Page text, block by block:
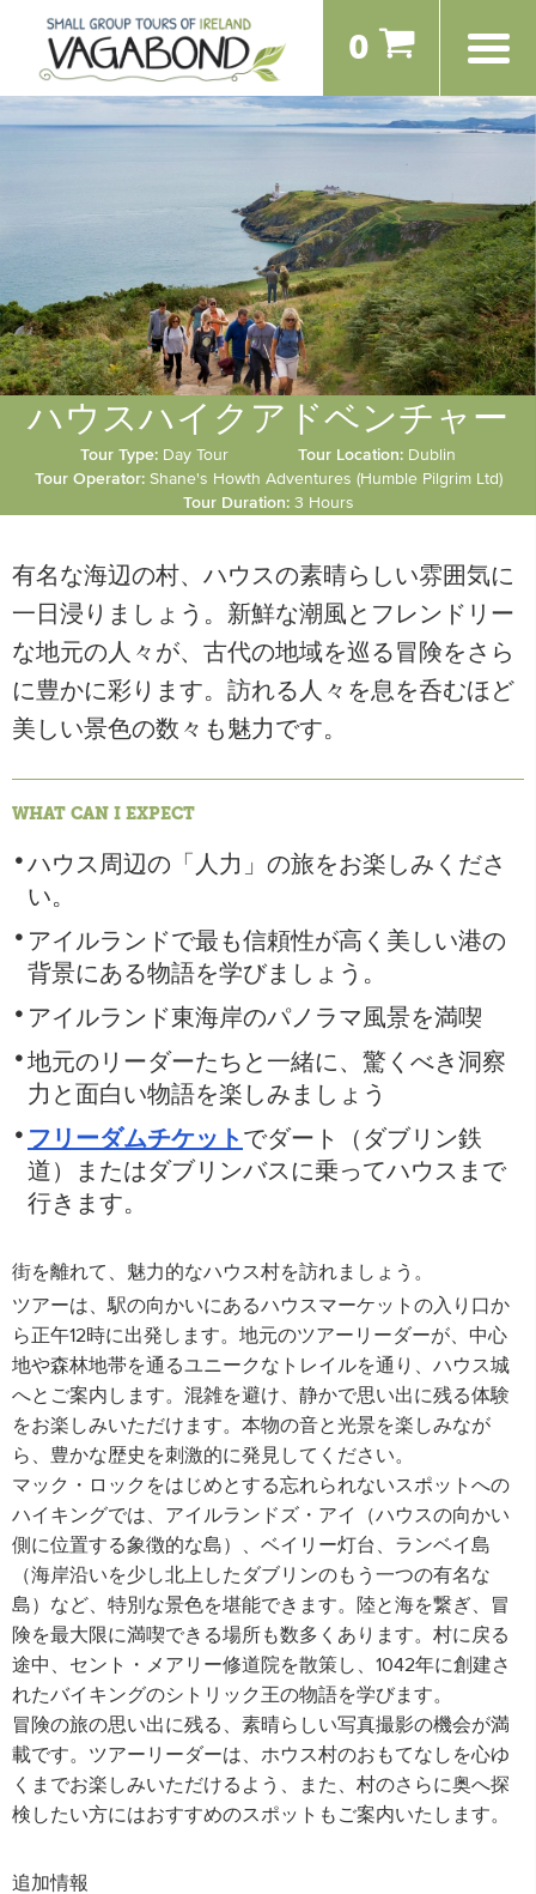
0
ハウスハイクアドベンチャー
Tour Type: Day Tour Tour Location: Dublin
Tour Operator: Shane's Howth Adventures (Humble Pilgrim Ltd)
Tour Duration: 3 Hours
有名な海辺の村、ハウスの素晴らしい雰囲気に
一日浸りましょう。新鮮な潮風とフレンドリー
な地元の人々が、古代の地域を巡る冒険をさら
に豊かに彩ります。訪れる人々を息を呑むほど
美しい景色の数々も魅力です。
WHAT CAN I EXPECT
ハウス周辺の「人力」の旅をお楽しみくださ
い。
アイルランドで最も信頼性が高く美しい港の
背景にある物語を学びましょう。
アイルランド東海岸のパノラマ風景を満喫
地元のリーダーたちと一緒に、驚くべき洞察
力と面白い物語を楽しみましょう
フリーダムチケット でダート（ダブリン鉄
道）またはダブリンバスに乗ってハウスまで
行きます。
街を離れて、魅力的なハウス村を訪れましょう。
ツアーは、駅の向かいにあるハウスマーケットの入り口か
ら正午12時に出発します。地元のツアーリーダーが、中心
地や森林地帯を通るユニークなトレイルを通り、ハウス城
へとご案内します。混雑を避け、静かで思い出に残る体験
をお楽しみいただけます。本物の音と光景を楽しみなが
ら、豊かな歴史を刺激的に発見してください。
マック・ロックをはじめとする忘れられないスポットへの
ハイキングでは、アイルランドズ・アイ（ハウスの向かい
側に位置する象徴的な島）、ベイリー灯台、ランベイ島
（海岸沿いを少し北上したダブリンのもう一つの有名な
島）など、特別な景色を堪能できます。陸と海を繋ぎ、冒
険を最大限に満喫できる場所も数多くあります。村に戻る
途中、セント・メアリー修道院を散策し、1042年に創建さ
れたバイキングのシトリック王の物語を学びます。
冒険の旅の思い出に残る、素晴らしい写真撮影の機会が満
載です。ツアーリーダーは、ホウス村のおもてなしを心ゆ
くまでお楽しみいただけるよう、また、村のさらに奥へ探
検したい方にはおすすめのスポットもご案内いたします。
追加情報